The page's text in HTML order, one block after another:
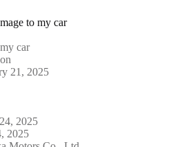
to my car
car
21, 2025
2025
2025